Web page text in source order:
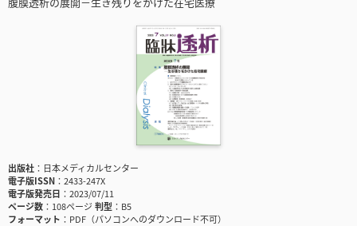
出版社
日本メディカルセンター
電子版ISSN
2433-247X
電子版発売日
2023/07/11
ページ数
108ページ判型
B5
フォーマット
PDF（パソコンへのダウンロード不可）